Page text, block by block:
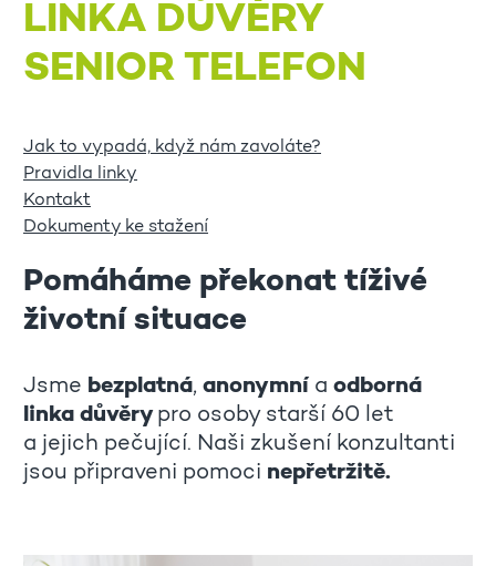
LINKA DŮVĚRY
SENIOR TELEFON
Jak to vypadá, když nám zavoláte?
Pravidla linky
Kontakt
Dokumenty ke stažení
Pomáháme překonat tíživé
životní situace
Jsme bezplatná, anonymní a odborná
linka důvěry pro osoby starší 60 let
a jejich pečující. Naši zkušení konzultanti
jsou připraveni pomoci nepřetržitě.